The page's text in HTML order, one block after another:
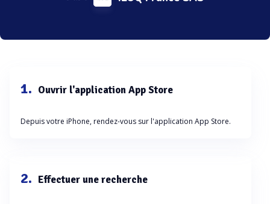
1. Ouvrir l'application App Store
Depuis votre iPhone, rendez-vous sur l'application App Store.
2. Effectuer une recherche